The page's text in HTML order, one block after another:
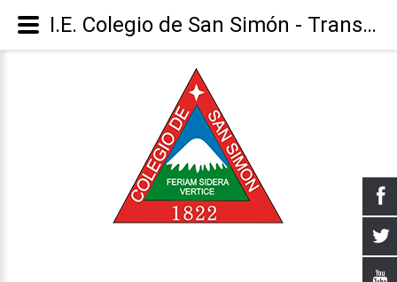
I.E. Colegio de San Simón - Transparencia y Acceso a la Información Pública.